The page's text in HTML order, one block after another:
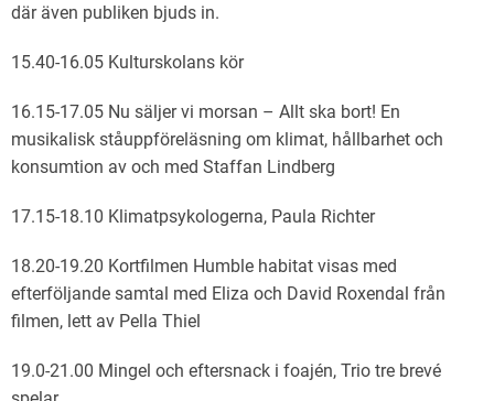
där även publiken bjuds in.
15.40-16.05 Kulturskolans kör
16.15-17.05 Nu säljer vi morsan – Allt ska bort! En
musikalisk ståuppföreläsning om klimat, hållbarhet och
konsumtion av och med Staffan Lindberg
17.15-18.10 Klimatpsykologerna, Paula Richter
18.20-19.20 Kortfilmen Humble habitat visas med
efterföljande samtal med Eliza och David Roxendal från
filmen, lett av Pella Thiel
19.0-21.00 Mingel och eftersnack i foajén, Trio tre brevé